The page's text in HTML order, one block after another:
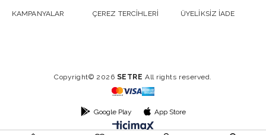
KAMPANYALAR ÇEREZ TERCİHLERİ ÜYELİKSİZ İADE
Copyright© 2026 SETRE All rights reserved.
Google Play App Store